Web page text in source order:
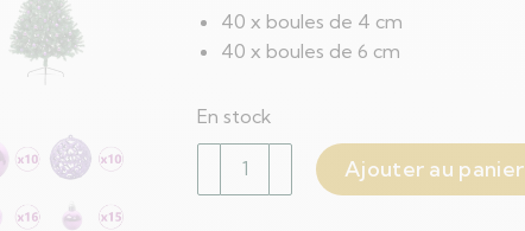
40 x boules de 4 cm
40 x boules de 6 cm
En stock
quantité
Ajouter au panier